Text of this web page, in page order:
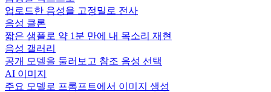
업로드한 음성을 고정밀로 전사
음성 클론
짧은 샘플로 약 1분 만에 내 목소리 재현
음성 갤러리
공개 모델을 둘러보고 참조 음성 선택
AI 이미지
주요 모델로 프롬프트에서 이미지 생성